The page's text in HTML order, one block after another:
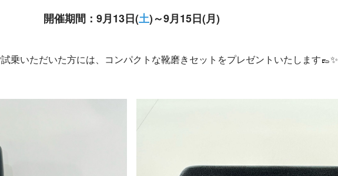
開催期間：9月13日(土)～9月15日(月)
乗いただいた方には、コンパクトな靴磨きセットをプレゼントいたします👞✨